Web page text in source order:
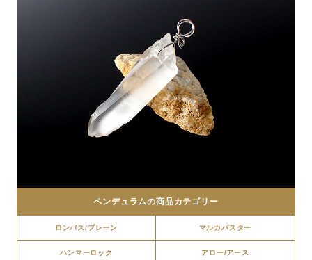
ペンデュラムの商品カテゴリー
ロンバス/プレーン マルカバスター
ハンマーロック アロー/アース